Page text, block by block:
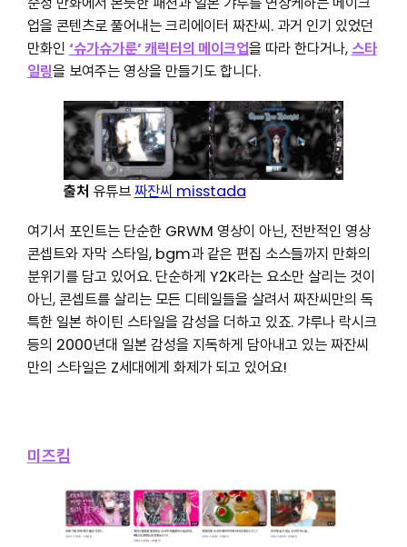
업을 콘텐츠로 풀어내는 크리에이터 짜잔씨. 과거 인기 있었던
만화인 ‘슈가슈가룬’ 캐릭터의 메이크업을 따라 한다거나,스타
일링을 보여주는 영상을 만들기도 합니다.
출처 유튜브짜잔씨 misstada
여기서 포인트는 단순한 GRWM 영상이 아닌, 전반적인 영상
콘셉트와 자막 스타일, bgm과 같은 편집 소스들까지 만화의
분위기를 담고 있어요. 단순하게 Y2K라는 요소만 살리는 것이
아닌, 콘셉트를 살리는 모든 디테일들을 살려서 짜잔씨만의 독
특한 일본 하이틴 스타일을 감성을 더하고 있죠. 갸루나 락시크
등의 2000년대 일본 감성을 지독하게 담아내고 있는 짜잔씨
만의 스타일은 Z세대에게 화제가 되고 있어요!
미즈킴